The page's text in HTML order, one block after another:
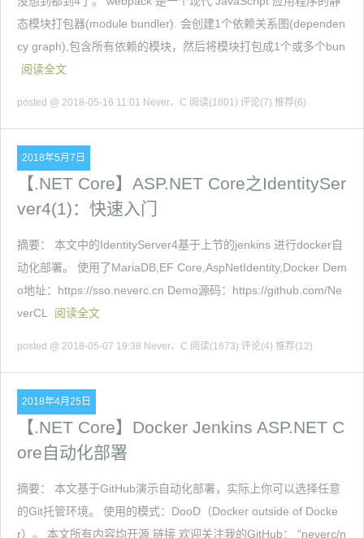
态模块打包器(module bundler). 会创建1个依赖关系图(dependen
cy graph),包含所有依赖的模块，然后将模块打包成1个或多个bun
阅读全文
posted @ 2018-05-16 11:01 Never、C 阅读(1801) 评论(7) 推荐(6)
2018年5月7日
【.NET Core】ASP.NET Core之IdentitySer
ver4(1)：快速入门
摘要： 本文中的IdentityServer4基于上节的jenkins 进行docker自
动化部署。 使用了MariaDB,EF Core,AspNetIdentity,Docker Dem
o地址：https://sso.neverc.cn Demo源码：https://github.com/Ne
verCL
阅读全文
posted @ 2018-05-07 19:38 Never、C 阅读(1673) 评论(4) 推荐(12)
2018年4月25日
【.NET Core】Docker Jenkins ASP.NET C
ore自动化部署
摘要： 本文基于GitHub演示自动化部署，实际上你可以选择任意
的Git托管环境。 使用的模式：DooD（Docker outside of Docke
r）。 本文所有内容均开源 链接 欢迎关注我的GitHub： "neverc/n